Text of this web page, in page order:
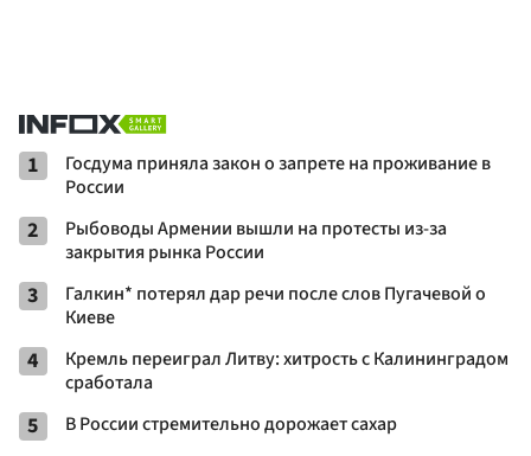
1
Госдума приняла закон о запрете на проживание в
России
2
Рыбоводы Армении вышли на протесты из-за
закрытия рынка России
3
Галкин* потерял дар речи после слов Пугачевой о
Киеве
4
Кремль переиграл Литву: хитрость с Калининградом
сработала
5 В России стремительно дорожает сахар